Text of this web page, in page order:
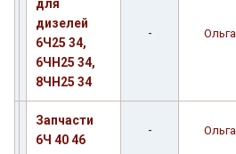
для
дизелей
6Ч25 34,
6ЧН25 34,
8ЧН25 34
- Ольга
Запчасти
6Ч 40 46
- Ольга